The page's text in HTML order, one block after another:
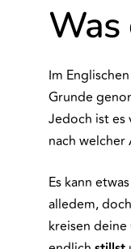
Was
Im
Grunde
Jedoch ist es
nach
Es kann etwas
alledem, doch
kreisen deine